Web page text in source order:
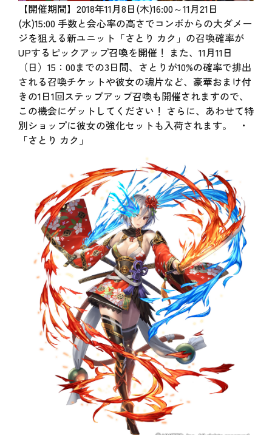
【開催期間】2018年11月8日(木)16:00～11月21日
(水)15:00 手数と会心率の高さでコンボからの大ダメー
ジを狙える新ユニット「さとり カク」の召喚確率が
UPするピックアップ召喚を開催！ また、11月11日
（日）15：00までの3日間、さとりが10%の確率で排出
される召喚チケットや彼女の魂片など、豪華おまけ付
きの1日1回ステップアップ召喚も開催されますので、
この機会にゲットしてください！ さらに、あわせて特
別ショップに彼女の強化セットも入荷されます。 ・
「さとり カク」